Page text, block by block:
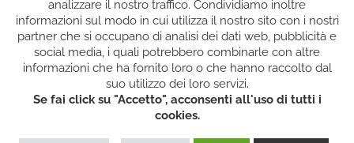
Reserved | P.IVA: 02588130027 | COOKIES/PRIVACY | Powered by
analizzare il nostro traffico. Condividiamo inoltre
informazioni sul modo in cui utilizza il nostro sito con i nostri
partner che si occupano di analisi dei dati web, pubblicità e
social media, i quali potrebbero combinarle con altre
informazioni che ha fornito loro o che hanno raccolto dal
suo utilizzo dei loro servizi.
Se fai click su "Accetto", acconsenti all'uso di tutti i
cookies.